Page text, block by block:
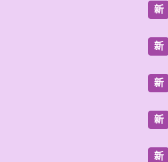
新
新
新
新
新